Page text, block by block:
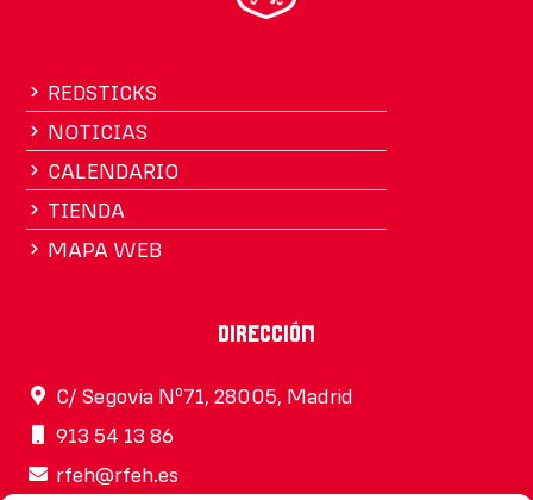
REDSTICKS
NOTICIAS
CALENDARIO
TIENDA
MAPA WEB
Dirección
C/ Segovia Nº71, 28005, Madrid
913 54 13 86
rfeh@rfeh.es